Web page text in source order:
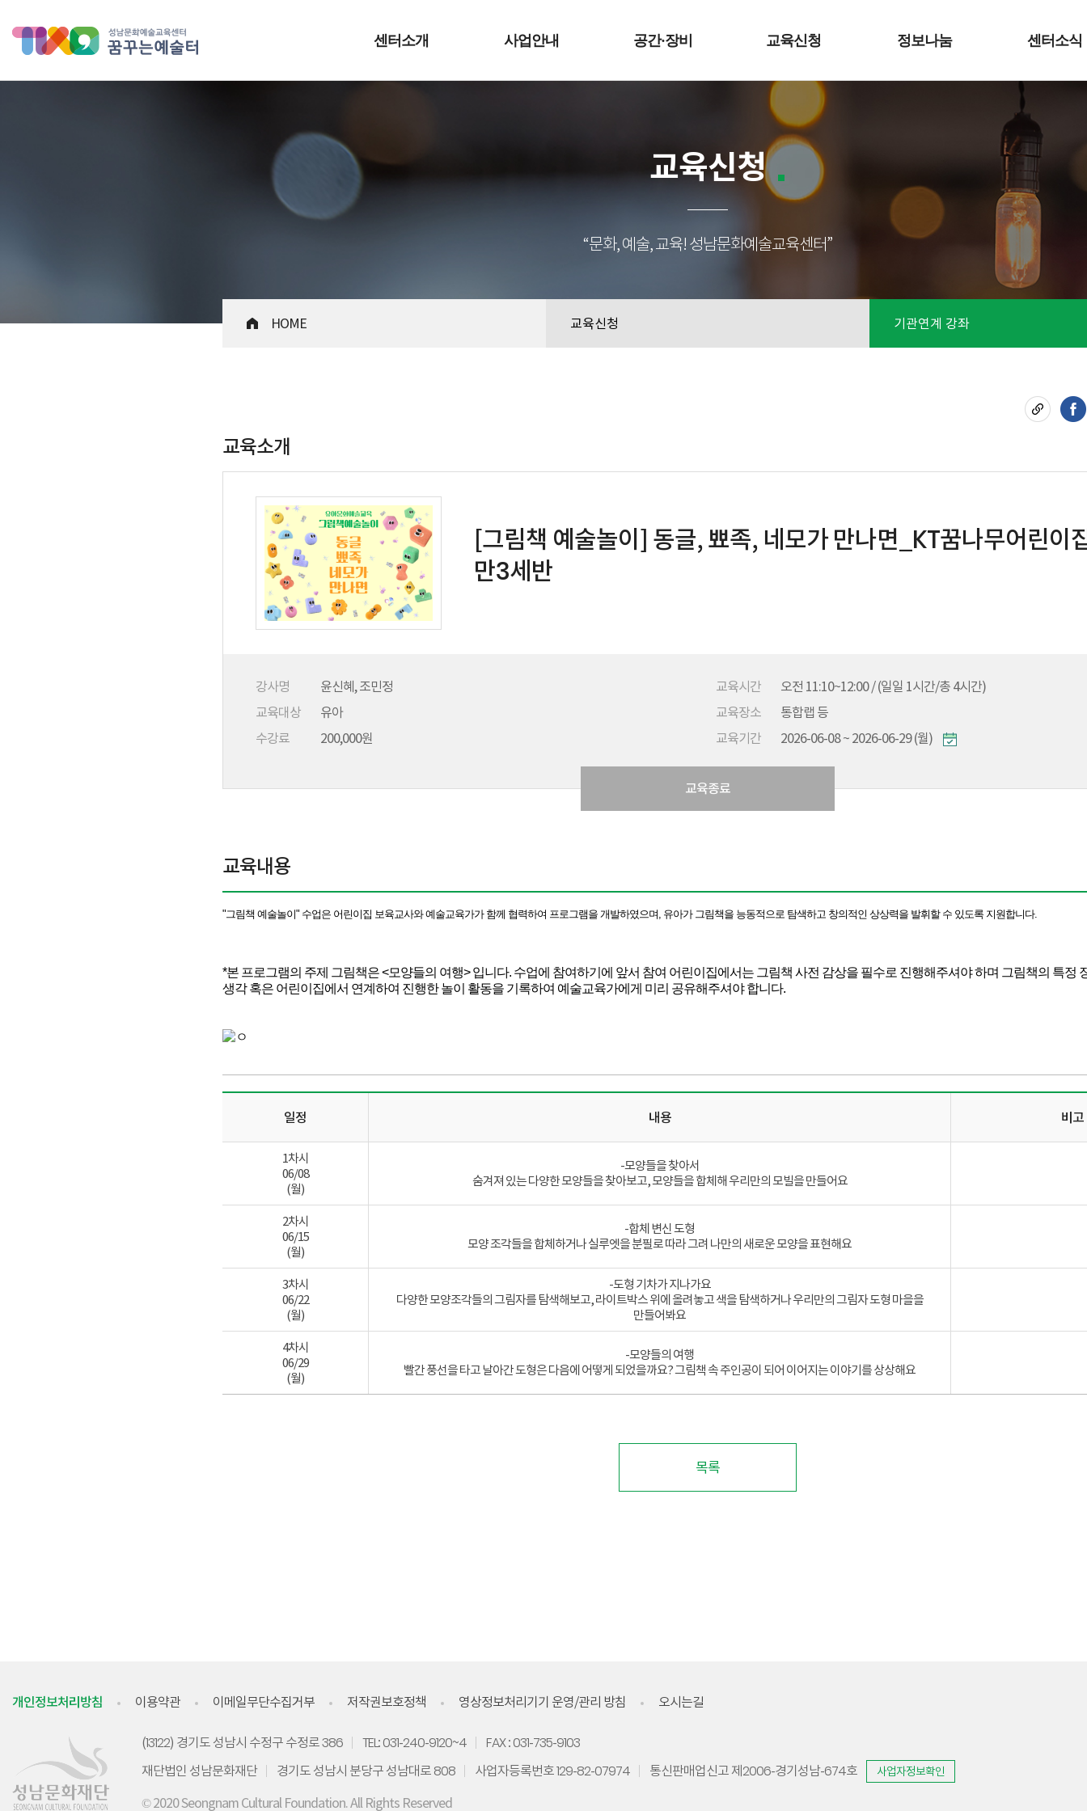
성남문화예술교육센터 꿈꾸는 예술터센터소개 사업안내 공간·장비 교육신청 정보나눔 센터소식
교육신청
“문화, 예술, 교육! 성남문화예술교육센터”
HOME 교육신청 기관연계 강좌
교육소개
[그림책 예술놀이] 동글, 뾰족, 네모가 만나면_KT꿈나무어린이
만3세반
강사명 윤신혜, 조민정 교육시간
오전 11:10~12:00 / (일일 1시간/총 4시간)
교육대상
유아 교육장소
통합랩 등
수강료
200,000원 교육기간 2026-06-08 ~ 2026-06-29 (월)
교육종료
교육내용
"그림책 예술놀이" 수업은 어린이집 보육교사와 예술교육가가 함께 협력하여 프로그램을 개발하였으며, 유아가 그림책을 능동적으로 탐색하고 창의적인 상상력을 발휘할 수 있도록 지원합니다.
*본 프로그램의 주제 그림책은 <모양들의 여행> 입니다. 수업에 참여하기에 앞서 참여 어린이집에서는 그림책 사전 감상을 필수로 진행해주셔야 하며 그림책의 특정
생각 혹은 어린이집에서 연계하여 진행한 놀이 활동을 기록하여 예술교육가에게 미리 공유해주셔야 합니다.
일정 내용 비고
1차시
06/08
(월)
-모양들을 찾아서
숨겨져 있는 다양한 모양들을 찾아보고, 모양들을 합체해 우리만의 모빌을 만들어요
2차시
06/15
(월)
-합체 변신 도형
모양 조각들을 합체하거나 실루엣을 분필로 따라 그려 나만의 새로운 모양을 표현해요
3차시
06/22
(월)
-도형 기차가 지나가요
다양한 모양조각들의 그림자를 탐색해보고, 라이트박스 위에 올려놓고 색을 탐색하거나 우리만의 그림자 도형 마을을
만들어봐요
4차시
06/29
(월)
-모양들의 여행
빨간 풍선을 타고 날아간 도형은 다음에 어떻게 되었을까요? 그림책 속 주인공이 되어 이어지는 이야기를 상상해요
목록
개인정보처리방침 이용약관 이메일무단수집거부 저작권보호정책 영상정보처리기기 운영/관리 방침 오시는길
(13122) 경기도 성남시 수정구 수정로 386 TEL: 031-240-9120~4
FAX : 031-735-9103
재단법인 성남문화재단
경기도 성남시 분당구 성남대로 808 사업자등록번호 129-82-07974 통신판매업신고 제2006-경기성남-674호 사업자정보확인
© 2020 Seongnam Cultural Foundation. All Rights Reserved